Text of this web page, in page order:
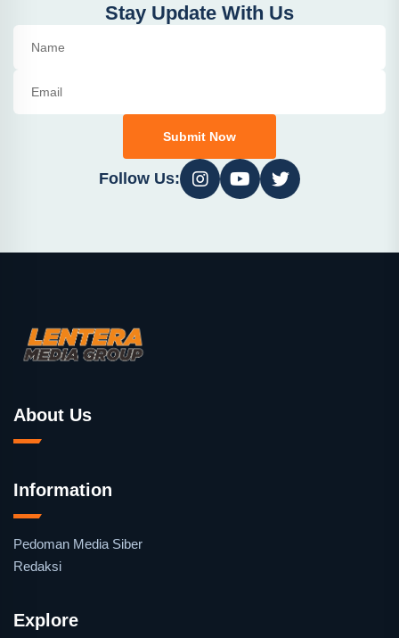
Stay Update With Us
Submit Now
Follow Us:
About Us
Information
Pedoman Media Siber
Redaksi
Explore